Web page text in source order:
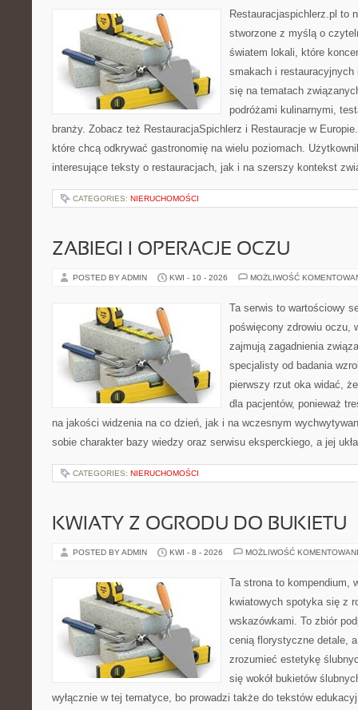
Restauracjaspichlerz.pl to
stworzone z myślą o
światem lokali, które
smakach i
się na tematach
podróżami kulinarnymi,
branży. Zobacz też RestauracjaSpichlerz i Restauracje w
które chcą odkrywać gastronomię na wielu poziomach.
interesujące teksty o restauracjach, jak i na szerszy kontekst
CATEGORIES: NIERUCHOMOŚCI
ZABIEGI I OPERACJE OCZU
POSTED BY ADMIN KWI - 10 - 2026 MOŻLIWOŚĆ
Ta serwis to wartościowy
poświęcony zdrowiu oczu,
zajmują zagadnienia
specjalisty od badania
pierwszy rzut oka widać,
dla pacjentów, ponieważ
na jakości widzenia na co dzień, jak i na wczesnym
sobie charakter bazy wiedzy oraz serwisu eksperckiego, a jej
CATEGORIES: NIERUCHOMOŚCI
KWIATY Z OGRODU DO BUKIETU
POSTED BY ADMIN KWI - 8 - 2026 MOŻLIWOŚĆ
Ta strona to kompendium,
kwiatowych spotyka się z
wskazówkami. To zbiór
cenią florystyczne detale,
zrozumieć estetykę
się wokół bukietów
wyłącznie w tej tematyce, bo prowadzi także do tekstów